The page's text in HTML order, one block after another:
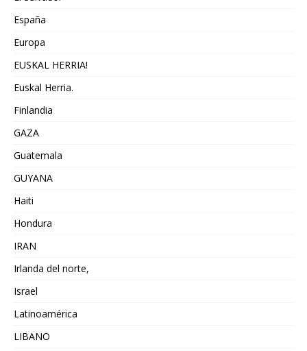
España
Europa
EUSKAL HERRIA!
Euskal Herria.
Finlandia
GAZA
Guatemala
GUYANA
Haiti
Hondura
IRAN
Irlanda del norte,
Israel
Latinoamérica
LIBANO